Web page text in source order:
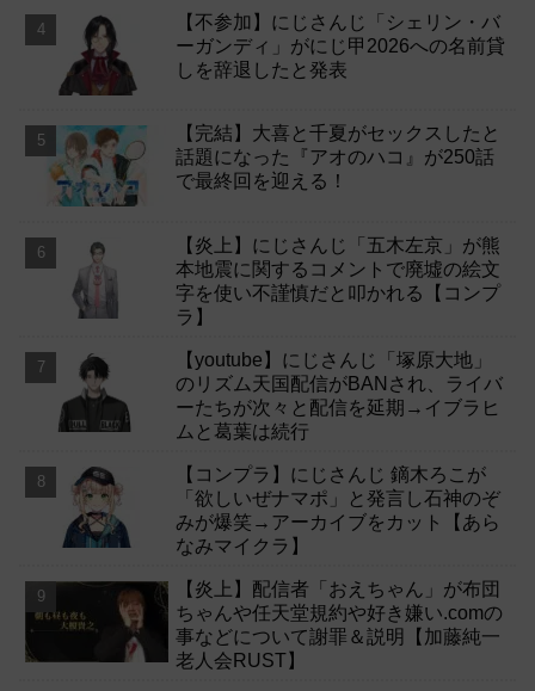
【不参加】にじさんじ「シェリン・バ
ーガンディ」がにじ甲2026への名前貸
しを辞退したと発表
【完結】大喜と千夏がセックスしたと
話題になった『アオのハコ』が250話
で最終回を迎える！
【炎上】にじさんじ「五木左京」が熊
本地震に関するコメントで廃墟の絵文
字を使い不謹慎だと叩かれる【コンプ
ラ】
【youtube】にじさんじ「塚原大地」
のリズム天国配信がBANされ、ライバ
ーたちが次々と配信を延期→イブラヒ
ムと葛葉は続行
【コンプラ】にじさんじ 鏑木ろこが
「欲しいぜナマポ」と発言し石神のぞ
みが爆笑→アーカイブをカット【あら
なみマイクラ】
【炎上】配信者「おえちゃん」が布団
ちゃんや任天堂規約や好き嫌い.comの
事などについて謝罪＆説明【加藤純一
老人会RUST】